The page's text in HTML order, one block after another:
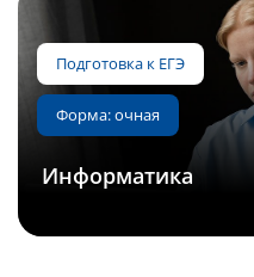
Форма: очная
Информатика